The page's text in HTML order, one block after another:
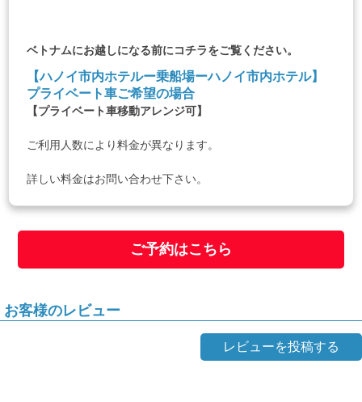
ベトナムにお越しになる前にコチラをご覧ください。
【ハノイ市内ホテルー乗船場ーハノイ市内ホテル】
プライベート車ご希望の場合
【プライベート車移動アレンジ可】
ご利用人数により料金が異なります。
詳しい料金はお問い合わせ下さい。
ご予約はこちら
お客様のレビュー
レビューを投稿する